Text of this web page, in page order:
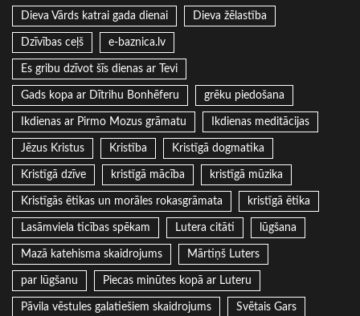
Dieva Vārds katrai gada dienai Dieva žēlastība
Dzīvības ceļš e-baznica.lv
Es gribu dzīvot šīs dienas ar Tevi
Gads kopa ar Dītrihu Bonhēferu grēku piedošana
Ikdienas ar Pirmo Mozus grāmatu Ikdienas meditācijas
Jēzus Kristus Kristība Kristīgā dogmatika
Kristīgā dzīve kristīgā mācība kristīgā mūzika
Kristīgās ētikas un morāles rokasgrāmata kristīgā ētika
Lasāmviela ticības spēkam Lutera citāti lūgšana
Mazā katehisma skaidrojums Mārtiņš Luters
par lūgšanu Piecas minūtes kopā ar Luteru
Pāvila vēstules galatiešiem skaidrojums Svētais Gars